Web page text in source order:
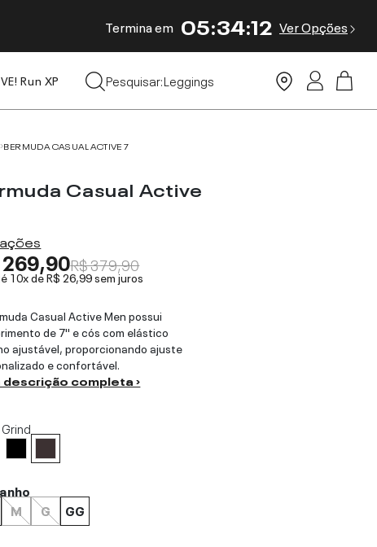
Termina em 05:34:12 Ver Opções
Run XP
Pesquisar:
Tops
Leggings
BERMUDA CASUAL ACTIVE 7
Casual Active
269,90R$ 379,90
10x deR$ 26,99sem juros
Casual Active Men possui
de 7'' e cós com elástico
ajustável, proporcionando ajuste
e confortável.
descrição completa ›
Grind
M G GG